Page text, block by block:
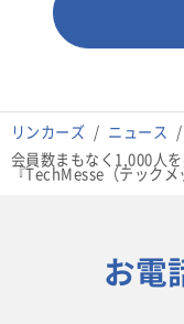
リンカーズ
ニュース
会員数まもなく1,000人
『TechMesse（テックメ
お電